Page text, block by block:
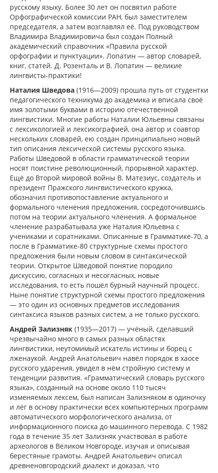
русскому языку. Более 30 лет он посвятил работе
Орфографической комиссии РАН, был заместителем
председателя, а затем возглавлял её. Под руководством
Владимира Владимировича был создан Полный
академический справочник «Правила русской
орфографии и пунктуации». Лопатин — автор словарей,
книг, статей. Д. Розенталь и В. Лопатин — великие
лингвисты-практики!
Наталия Шведова (1916—2009) прошла путь от студентки
педагогического техникума до академика и вписала своё
имя золотыми буквами в историю отечественной
лингвистики. Многие работы Наталии Юльевны связаны
с лексикологией и лексикографией, она автор и соавтор
нескольких словарей, ею создан принципиально новый
тип описания лексической системы русского языка.
Работы Шведовой в области грамматической теории
носят поистине революционный, прорывной характер.
Ещё до Второй мировой войны В. Матезиус, создатель и
президент Пражского лингвистического кружка,
обозначил противопоставление актуального и
формального членения предложения, сосредоточившись
потом на теории актуального членения. А формальное
членение разрабатывала уже Наталия Юльевна с
учениками и соратниками. Описанные в Грамматике-70, а
после в Грамматике-80 структурные схемы простого
предложения были новым словом в синтаксической
теории. Открытое Шведовой понятие породило
дискуссию, согласных и несогласных, новые
исследования, то есть пошёл бурный научный процесс.
Ныне понятие структурной схемы простого предложения
— это один из основных предметов исследования
синтаксиса языков разных систем, а не только русского.
Андрей Зализняк (1935—2017) — учёный, сделавший
чрезвычайно много в самых разных областях
лингвистики, неутомимый искатель истины и борец с
лженаукой. Андрей Анатольевич навёл порядок в хаосе
русского ударения, увидел в нём стройную систему и
тенденции развития. «Грамматический словарь русского
языка», созданный на основе около 110 тысяч
изменяемых лексем, был написан Зализняком в одиночку
и лёг в основу практически всех компьютерных программ
автоматического морфологического анализа, от
информационного поиска до машинного перевода. С 1982
года в течение 35 лет Зализняк участвовал в работе
археологов в Великом Новгороде, изучая и описывая
берестяные грамоты. Андрей Анатольевич описал
древненовгородский диалект и доказал, что